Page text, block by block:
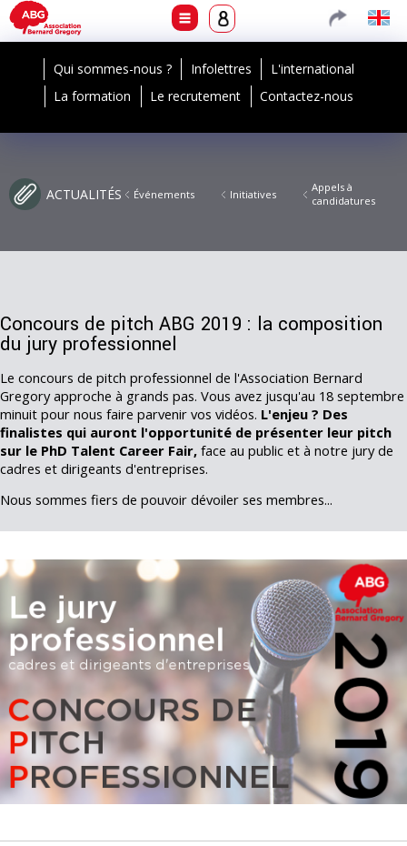
Qui sommes-nous ? Infolettres
L'international
La formation
Le recrutement Contactez-nous
ACTUALITÉS Événements Initiatives
Appels à
candidatures
Concours de pitch ABG 2019 : la composition
du jury professionnel
Le concours de pitch professionnel de l'Association Bernard
Gregory approche à grands pas. Vous avez jusqu'au 18 septembre
minuit pour nous faire parvenir vos vidéos. L'enjeu ? Des
finalistes qui auront l'opportunité de présenter leur pitch
sur le PhD Talent Career Fair, face au public et à notre jury de
cadres et dirigeants d'entreprises.
Nous sommes fiers de pouvoir dévoiler ses membres...